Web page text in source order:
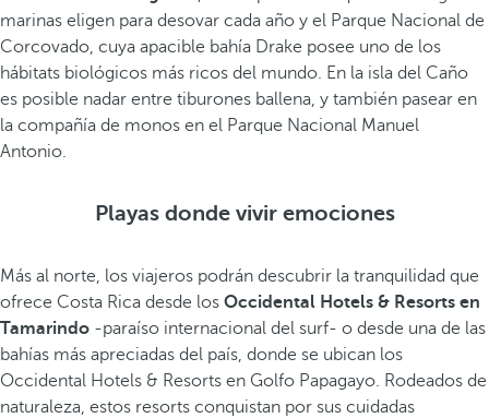
marinas eligen para desovar cada año y el Parque Nacional de
Corcovado, cuya apacible bahía Drake posee uno de los
hábitats biológicos más ricos del mundo. En la isla del Caño
es posible nadar entre tiburones ballena, y también pasear en
la compañía de monos en el Parque Nacional Manuel
Antonio.
Playas donde vivir emociones
Más al norte, los viajeros podrán descubrir la tranquilidad que
ofrece Costa Rica desde los Occidental Hotels & Resorts en
Tamarindo -paraíso internacional del surf- o desde una de las
bahías más apreciadas del país, donde se ubican los
Occidental Hotels & Resorts en Golfo Papagayo. Rodeados de
naturaleza, estos resorts conquistan por sus cuidadas